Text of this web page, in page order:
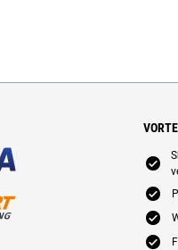
E
E
E
E